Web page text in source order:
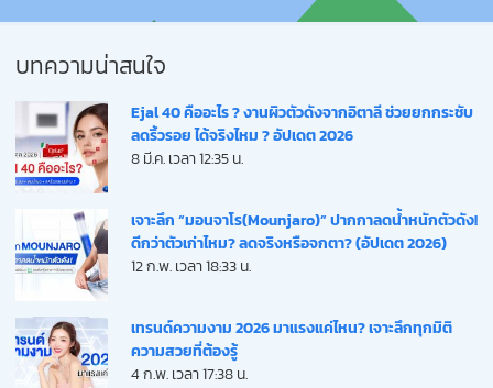
บทความน่าสนใจ
Ejal 40 คืออะไร ? งานผิวตัวดังจากอิตาลี ช่วยยกกระชับ
ลดริ้วรอย ได้จริงไหม ? อัปเดต 2026
8 มี.ค. เวลา 12:35 น.
เจาะลึก “มอนจาโร(Mounjaro)” ปากกาลดน้ำหนักตัวดัง!
ดีกว่าตัวเก่าไหม? ลดจริงหรือจกตา? (อัปเดต 2026)
12 ก.พ. เวลา 18:33 น.
เทรนด์ความงาม 2026 มาแรงแค่ไหน? เจาะลึกทุกมิติ
ความสวยที่ต้องรู้
4 ก.พ. เวลา 17:38 น.